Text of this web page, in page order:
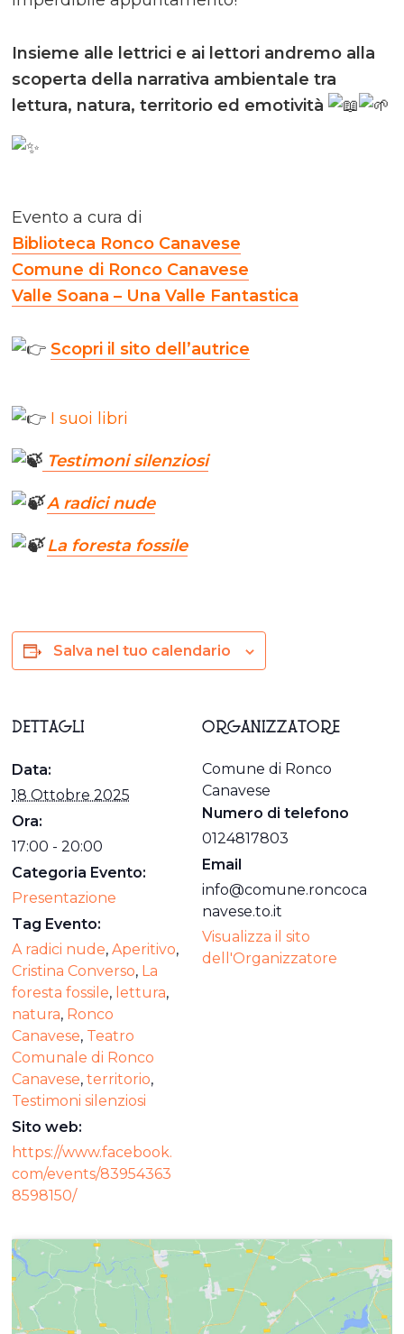
Insieme alle lettrici e ai lettori andremo alla
scoperta della narrativa ambientale tra
lettura, natura, territorio ed emotività
Evento a cura di
Biblioteca Ronco Canavese
Comune di Ronco Canavese
Valle Soana – Una Valle Fantastica
Scopri il sito dell’autrice
I suoi libri
Testimoni silenziosi
A radici nude
La foresta fossile
Salva nel tuo calendario
DETTAGLI
Data:
18 Ottobre 2025
Ora:
17:00 - 20:00
Categoria Evento:
Presentazione
Tag Evento:
A radici nude,Aperitivo,
Cristina Converso, La
foresta fossile, lettura,
natura, Ronco
Canavese, Teatro
Comunale di Ronco
Canavese,territorio,
Testimoni silenziosi
Sito web:
https://www.facebook.
com/events/83954363
8598150/
ORGANIZZATORE
Comune di Ronco
Canavese
Numero di telefono
0124817803
Email
info@comune.roncoca
navese.to.it
Visualizza il sito
dell'Organizzatore